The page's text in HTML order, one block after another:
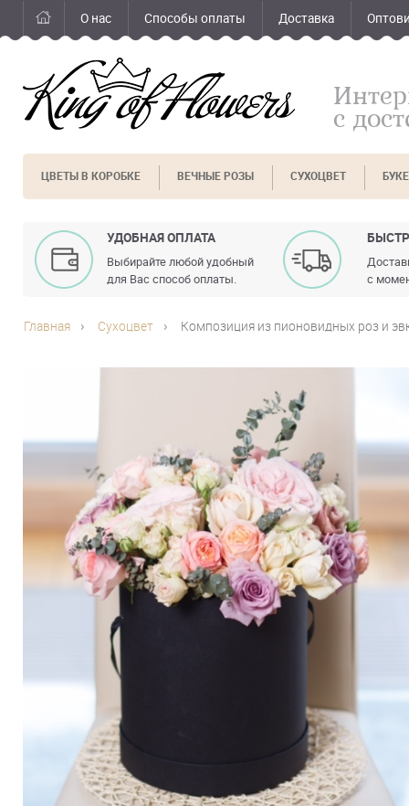
О нас Способы оплаты Доставка
с
ЦВЕТЫ В КОРОБКЕ ВЕЧНЫЕ РОЗЫ СУХОЦВЕТ
УДОБНАЯ ОПЛАТА
Выбирайте любой удобный
для Вас способ оплаты.
с
Главная Сухоцвет Композиция из пионовидных роз и